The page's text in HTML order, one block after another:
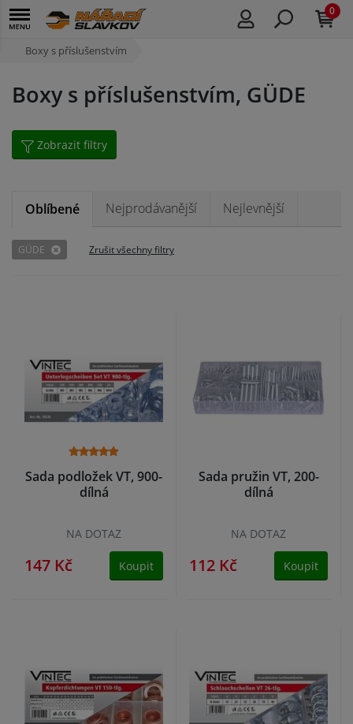
0
Boxy s příslušenstvím
Boxy s příslušenstvím, GÜDE
Zobrazit filtry
Oblíbené Nejprodávanější Nejlevnější
GÜDE Zrušit všechny filtry
Sada podložek VT, 900-
dílná
NA DOTAZ
147 Kč Koupit
Sada pružin VT, 200-
dílná
NA DOTAZ
112 Kč Koupit